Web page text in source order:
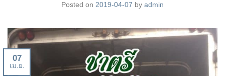
Posted on 2019-04-07 by admin
07
เม.ย.